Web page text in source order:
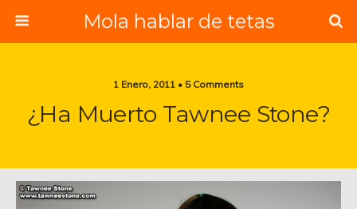
Mola hablar de tetas
1 Enero, 2011 • 5 Comments
¿Ha Muerto Tawnee Stone?